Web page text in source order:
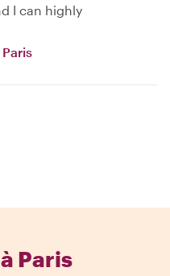
I can highly
Paris